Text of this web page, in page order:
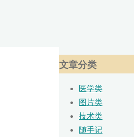
文章分类
医学类
图片类
技术类
随手记